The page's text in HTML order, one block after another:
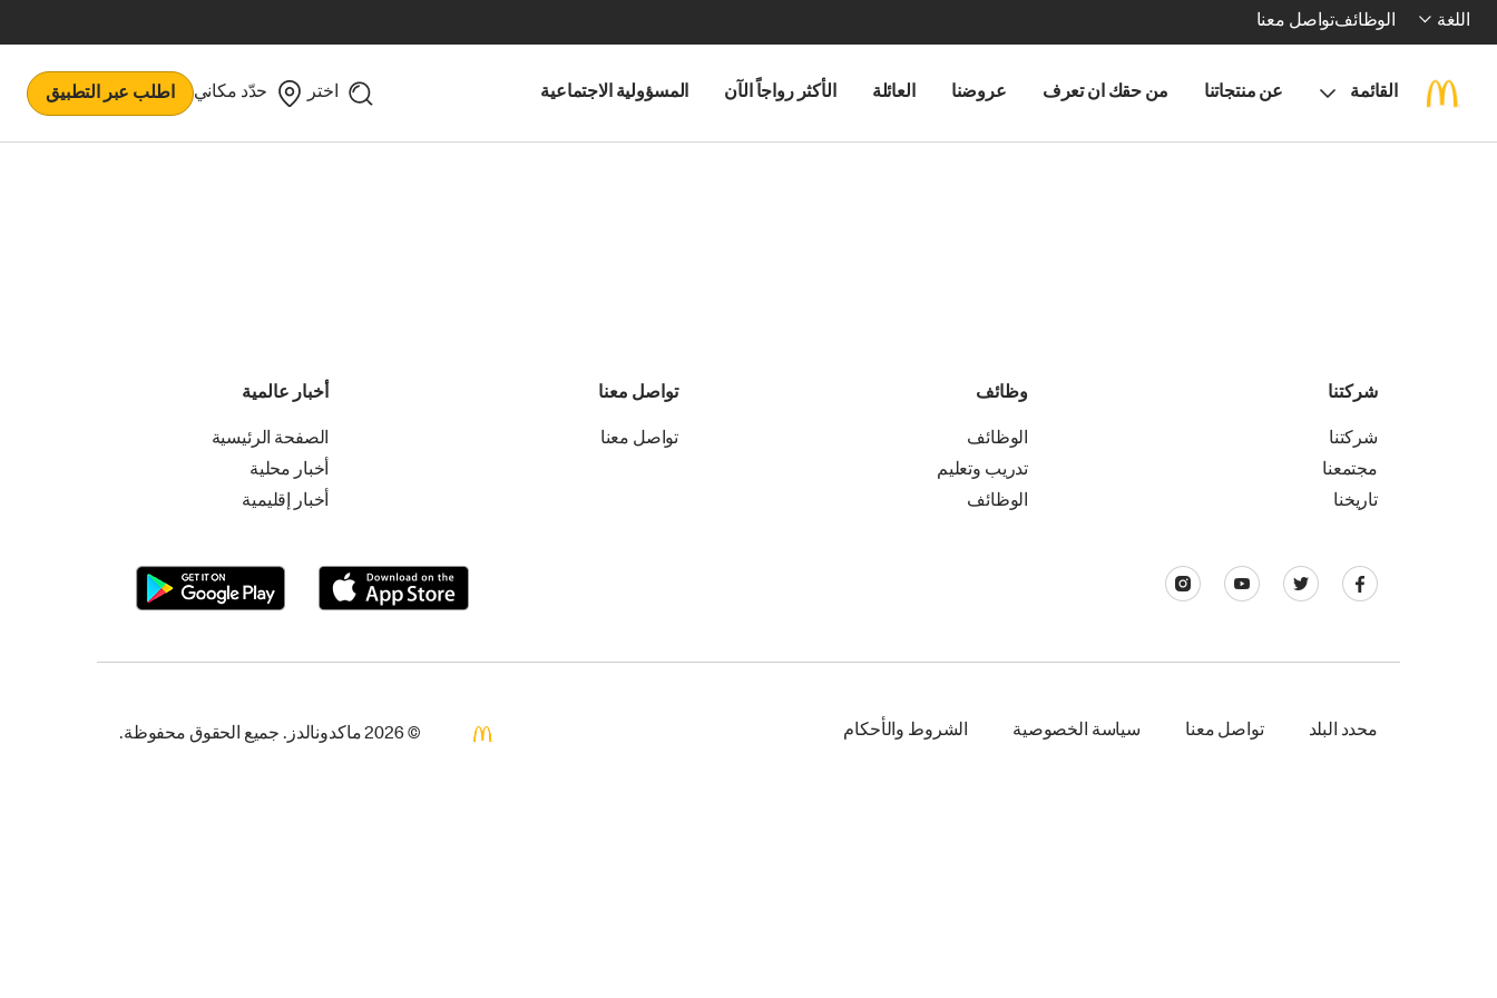
اللغة الوظائفتواصل معنا
القائمة عن منتجاتنا من حقك ان تعرف عروضنا العائلة الأكثر رواجاً الآن المسؤولية الاجتماعية اختر حدّد مكاني اطلب عبر التطبيق
شركتنا
شركتنا
مجتمعنا
تاريخنا
وظائف
الوظائف
تدريب وتعليم
الوظائف
تواصل معنا
تواصل معنا
أخبار عالمية
الصفحة الرئيسية
أخبار محلية
أخبار إقليمية
محدد البلد تواصل معنا سياسة الخصوصية الشروط والأحكام © 2026 ماكدونالدز. جميع الحقوق محفوظة.